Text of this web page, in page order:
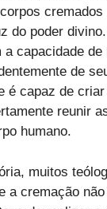
cremados
do poder
a capacidade
de
é capaz de
reunir
humano.
muitos
a cremação